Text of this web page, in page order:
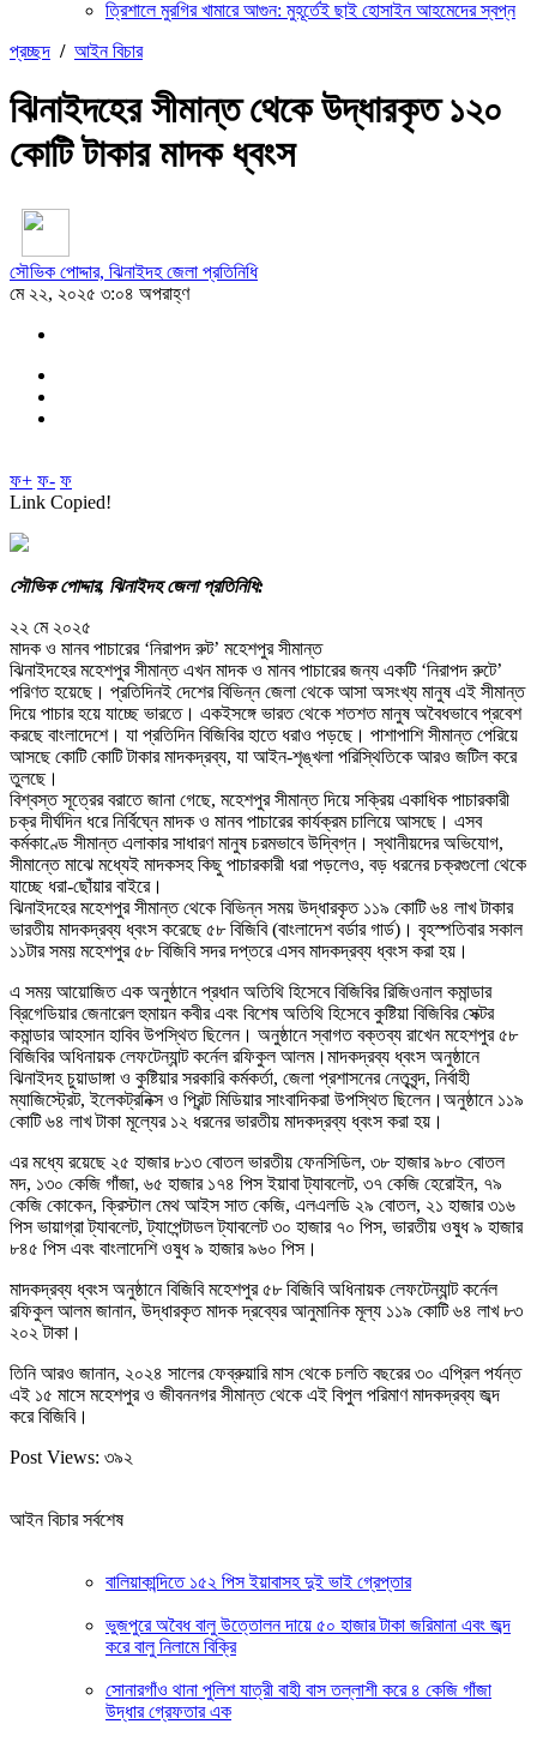
ত্রিশালে মুরগির খামারে আগুন: মুহূর্তেই ছাই হোসাইন আহমেদের স্বপ্ন
প্রচ্ছদ / আইন বিচার
ঝিনাইদহের সীমান্ত থেকে উদ্ধারকৃত ১২০
কোটি টাকার মাদক ধ্বংস
সৌভিক পোদ্দার, ঝিনাইদহ জেলা প্রতিনিধি
মে ২২, ২০২৫ ৩:০৪ অপরাহ্ণ
ফ+ ফ- ফ
Link Copied!
সৌভিক পোদ্দার, ঝিনাইদহ জেলা প্রতিনিধি:
২২ মে ২০২৫
মাদক ও মানব পাচারের ‘নিরাপদ রুট’ মহেশপুর সীমান্ত
ঝিনাইদহের মহেশপুর সীমান্ত এখন মাদক ও মানব পাচারের জন্য একটি ‘নিরাপদ রুটে’
পরিণত হয়েছে। প্রতিদিনই দেশের বিভিন্ন জেলা থেকে আসা অসংখ্য মানুষ এই সীমান্ত
দিয়ে পাচার হয়ে যাচ্ছে ভারতে। একইসঙ্গে ভারত থেকে শতশত মানুষ অবৈধভাবে প্রবেশ
করছে বাংলাদেশে। যা প্রতিদিন বিজিবির হাতে ধরাও পড়ছে। পাশাপাশি সীমান্ত পেরিয়ে
আসছে কোটি কোটি টাকার মাদকদ্রব্য, যা আইন-শৃঙ্খলা পরিস্থিতিকে আরও জটিল করে
তুলছে।
বিশ্বস্ত সূত্রের বরাতে জানা গেছে, মহেশপুর সীমান্ত দিয়ে সক্রিয় একাধিক পাচারকারী
চক্র দীর্ঘদিন ধরে নির্বিঘ্নে মাদক ও মানব পাচারের কার্যক্রম চালিয়ে আসছে। এসব
কর্মকাণ্ডে সীমান্ত এলাকার সাধারণ মানুষ চরমভাবে উদ্বিগ্ন। স্থানীয়দের অভিযোগ,
সীমান্তে মাঝে মধ্যেই মাদকসহ কিছু পাচারকারী ধরা পড়লেও, বড় ধরনের চক্রগুলো থেকে
যাচ্ছে ধরা-ছোঁয়ার বাইরে।
ঝিনাইদহের মহেশপুর সীমান্ত থেকে বিভিন্ন সময় উদ্ধারকৃত ১১৯ কোটি ৬৪ লাখ টাকার
ভারতীয় মাদকদ্রব্য ধ্বংস করেছে ৫৮ বিজিবি (বাংলাদেশ বর্ডার গার্ড)। বৃহস্পতিবার সকাল
১১টার সময় মহেশপুর ৫৮ বিজিবি সদর দপ্তরে এসব মাদকদ্রব্য ধ্বংস করা হয়।
এ সময় আয়োজিত এক অনুষ্ঠানে প্রধান অতিথি হিসেবে বিজিবির রিজিওনাল কমান্ডার
ব্রিগেডিয়ার জেনারেল হুমায়ন কবীর এবং বিশেষ অতিথি হিসেবে কুষ্টিয়া বিজিবির সেক্টর
কমান্ডার আহসান হাবিব উপস্থিত ছিলেন। অনুষ্ঠানে স্বাগত বক্তব্য রাখেন মহেশপুর ৫৮
বিজিবির অধিনায়ক লেফটেন্যান্ট কর্নেল রফিকুল আলম।মাদকদ্রব্য ধ্বংস অনুষ্ঠানে
ঝিনাইদহ চুয়াডাঙ্গা ও কুষ্টিয়ার সরকারি কর্মকর্তা, জেলা প্রশাসনের নেতৃবৃন্দ, নির্বাহী
ম্যাজিস্ট্রেট, ইলেকট্রনিক্স ও প্রিন্ট মিডিয়ার সাংবাদিকরা উপস্থিত ছিলেন।অনুষ্ঠানে ১১৯
কোটি ৬৪ লাখ টাকা মূল্যের ১২ ধরনের ভারতীয় মাদকদ্রব্য ধ্বংস করা হয়।
এর মধ্যে রয়েছে ২৫ হাজার ৮১৩ বোতল ভারতীয় ফেনসিডিল, ৩৮ হাজার ৯৮০ বোতল
মদ, ১৩০ কেজি গাঁজা, ৬৫ হাজার ১৭৪ পিস ইয়াবা ট্যাবলেট, ৩৭ কেজি হেরোইন, ৭৯
কেজি কোকেন, ক্রিস্টাল মেথ আইস সাত কেজি, এলএলডি ২৯ বোতল, ২১ হাজার ৩১৬
পিস ভায়াগ্রা ট্যাবলেট, ট্যাপেন্টাডল ট্যাবলেট ৩০ হাজার ৭০ পিস, ভারতীয় ওষুধ ৯ হাজার
৮৪৫ পিস এবং বাংলাদেশি ওষুধ ৯ হাজার ৯৬০ পিস।
মাদকদ্রব্য ধ্বংস অনুষ্ঠানে বিজিবি মহেশপুর ৫৮ বিজিবি অধিনায়ক লেফটেন্যান্ট কর্নেল
রফিকুল আলম জানান, উদ্ধারকৃত মাদক দ্রব্যের আনুমানিক মূল্য ১১৯ কোটি ৬৪ লাখ ৮৩
২০২ টাকা।
তিনি আরও জানান, ২০২৪ সালের ফেব্রুয়ারি মাস থেকে চলতি বছরের ৩০ এপ্রিল পর্যন্ত
এই ১৫ মাসে মহেশপুর ও জীবননগর সীমান্ত থেকে এই বিপুল পরিমাণ মাদকদ্রব্য জব্দ
করে বিজিবি।
Post Views: ৩৯২
আইন বিচার সর্বশেষ
বালিয়াকান্দিতে ১৫২ পিস ইয়াবাসহ দুই ভাই গ্রেপ্তার
ভুজপুরে অবৈধ বালু উত্তোলন দায়ে ৫০ হাজার টাকা জরিমানা এবং জব্দ
করে বালু নিলামে বিক্রি
সোনারগাঁও থানা পুলিশ যাত্রী বাহী বাস তল্লাশী করে ৪ কেজি গাঁজা
উদ্ধার গ্রেফতার এক